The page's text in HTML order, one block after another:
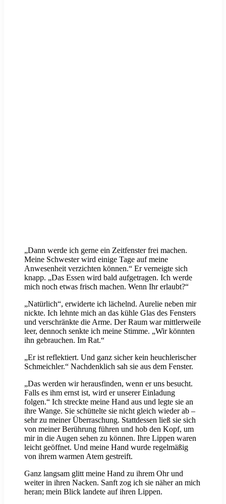
„Dann werde ich gerne ein Zeitfenster frei machen.
Meine Schwester wird einige Tage auf meine
Anwesenheit verzichten können.“ Er verneigte sich
knapp. „Das Essen wird bald aufgetragen. Ich werde
mich noch etwas frisch machen. Wenn Ihr erlaubt?“
„Natürlich“, erwiderte ich lächelnd. Aurelie neben mir
nickte. Ich lehnte mich an das kühle Glas des Fensters
und verschränkte die Arme. Der Raum war mittlerweile
leer, dennoch senkte ich meine Stimme. „Wir könnten
ihn gebrauchen. Im Rat.“
„Er ist reflektiert. Und ganz sicher kein heuchlerischer
Schmeichler.“ Nachdenklich sah sie aus dem Fenster.
„Das werden wir herausfinden, wenn er uns besucht.
Falls es ihm ernst ist, wird er unserer Einladung
folgen.“ Ich streckte meine Hand aus und legte sie an
ihre Wange. Sie schüttelte sie nicht gleich wieder ab –
sehr zu meiner Überraschung. Stattdessen ließ sie sich
von meiner Berührung führen und hob den Kopf, um
mir in die Augen sehen zu können. Ihre Lippen waren
leicht geöffnet. Und meine Hand wurde regelmäßig
von ihrem warmen Atem gestreift.
Ganz langsam glitt meine Hand zu ihrem Ohr und
weiter in ihren Nacken. Sanft zog ich sie näher an mich
heran; mein Blick landete auf ihren Lippen.